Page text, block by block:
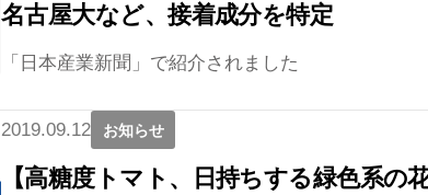
名古屋大など、接着成分を特定
「日本産業新聞」で紹介されました
2019.09.12 お知らせ
【高糖度トマト、日持ちする緑色系の花